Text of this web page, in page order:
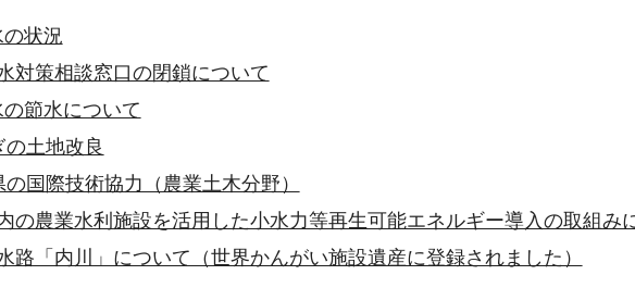
状況
対策相談窓口の閉鎖について
節水について
の土地改良
国際技術協力（農業土木分野）
の農業水利施設を活用した小水力等再生可能エネルギー導入の取組み
路「内川」について（世界かんがい施設遺産に登録されました）